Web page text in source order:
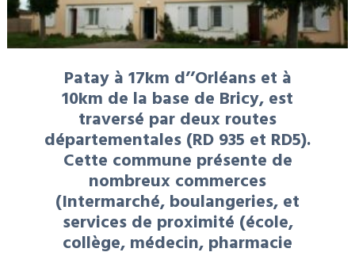
Patay à 17km d’’Orléans et à
10km de la base de Bricy, est
traversé par deux routes
départementales (RD 935 et RD5).
Cette commune présente de
nombreux commerces
(Intermarché, boulangeries, et
services de proximité (école,
collège, médecin, pharmacie